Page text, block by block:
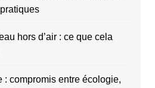
hors d’air : ce que cela
: compromis entre écologie,